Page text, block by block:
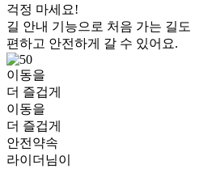
걱정 마세요!
길 안내 기능으로 처음 가는 길도
편하고 안전하게 갈 수 있어요.
이동을
더 즐겁게
이동을
더 즐겁게
안전약속
라이더님이